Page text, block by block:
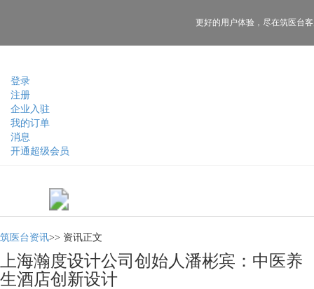
登录
注册
企业入驻
我的订单
消息
开通超级会员
更好的用户体验， 尽在筑医台
筑医台资讯>> 资讯正文
上海瀚度设计公司创始人潘彬宾：中医养
生酒店创新设计